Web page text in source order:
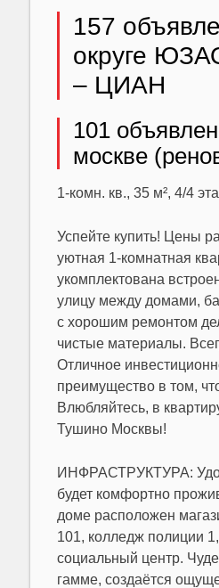
157
округе
– ЦИАН
101
москве
1-комн. кв., 35 м², 4/4
Успейте купить! Цены
уютная 1-комнатная
укомплектована
улицу между домами,
с хорошим ремонтом
чистые материалы.
Отличное
преимущество в том,
Влюбляйтесь, в
Тушино Москвы!
ИНФРАСТРУКТУРА:
будет комфортно
доме расположен
101, колледж полиции
социальный центр.
гамме, создаётся